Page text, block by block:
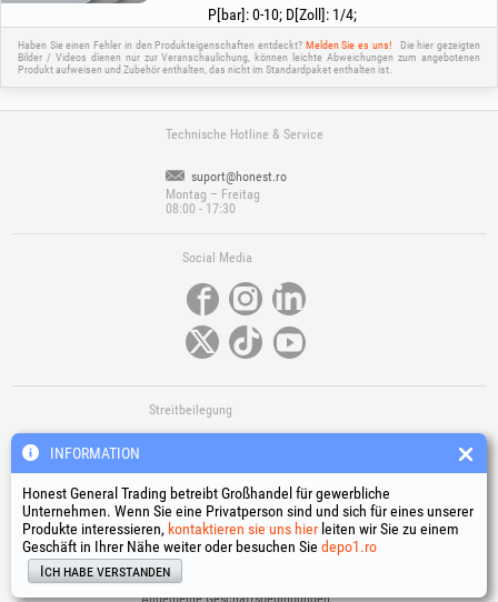
P[bar]:0-10; D[Zoll]: 1/4;
Haben Sie einen Fehler in den Produkteigenschaften entdeckt? Melden Sie es uns!
Die hier gezeigten
Bilder / Videos dienen nur zur Veranschaulichung, können leichte Abweichungen zum angebotenen
Produkt aufweisen und Zubehör enthalten, das nicht im Standardpaket enthalten ist.
Technische Hotline & Service
suport@honest.ro
Montag – Freitag
08:00 - 17:30
Social Media
Streitbeilegung
Nützliche Links
Allgemeine Geschäftsbedingungen
INFORMATION
Honest General Trading betreibt Großhandel für gewerbliche
Unternehmen. Wenn Sie eine Privatperson sind und sich für eines unserer
Produkte interessieren, kontaktieren sie uns hier leiten wir Sie zu einem
Geschäft in Ihrer Nähe weiter oder besuchen Sie depo1.ro
Ich habe verstanden